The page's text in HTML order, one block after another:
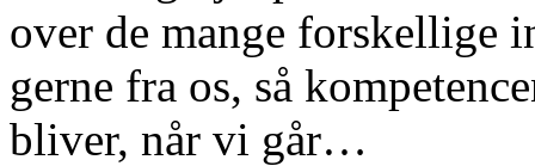
over de mange forskellige
gerne fra os, så
bliver, når vi går…